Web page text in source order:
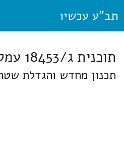
תב"ע עכשיו
תוכנית ג/18453 עמק הירדן
תכנון מחדש והגדלת